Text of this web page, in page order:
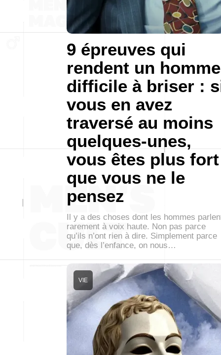
9 épreuves qui
rendent un homme
difficile à briser :
vous en avez
traversé au moins
quelques-unes,
vous êtes plus fort
que vous ne le
pensez
Il y a des choses dont les hommes
rarement à voix haute. Non pas parce
qu’ils n’ont rien à dire. Simplement parce
que, dès l’enfance, on nous…
VIE